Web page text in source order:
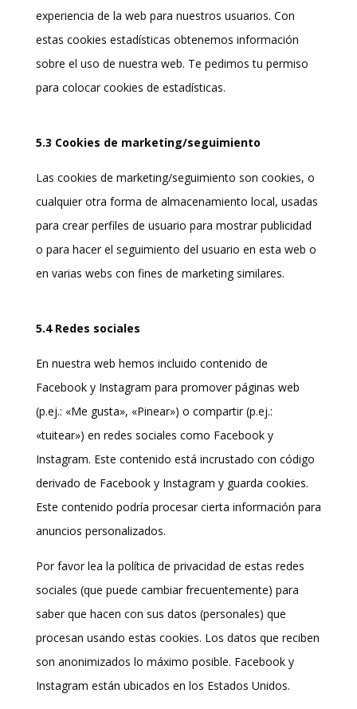
experiencia de la web para nuestros usuarios. Con
estas cookies estadísticas obtenemos información
sobre el uso de nuestra web. Te pedimos tu permiso
para colocar cookies de estadísticas.
5.3 Cookies de marketing/seguimiento
Las cookies de marketing/seguimiento son cookies, o
cualquier otra forma de almacenamiento local, usadas
para crear perfiles de usuario para mostrar publicidad
o para hacer el seguimiento del usuario en esta web o
en varias webs con fines de marketing similares.
5.4 Redes sociales
En nuestra web hemos incluido contenido de
Facebook y Instagram para promover páginas web
(p.ej.: «Me gusta», «Pinear») o compartir (p.ej.:
«tuitear») en redes sociales como Facebook y
Instagram. Este contenido está incrustado con código
derivado de Facebook y Instagram y guarda cookies.
Este contenido podría procesar cierta información para
anuncios personalizados.
Por favor lea la política de privacidad de estas redes
sociales (que puede cambiar frecuentemente) para
saber que hacen con sus datos (personales) que
procesan usando estas cookies. Los datos que reciben
son anonimizados lo máximo posible. Facebook y
Instagram están ubicados en los Estados Unidos.